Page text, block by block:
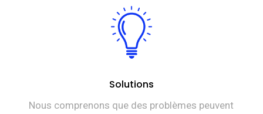
Solutions
Nous comprenons que des problèmes peuvent